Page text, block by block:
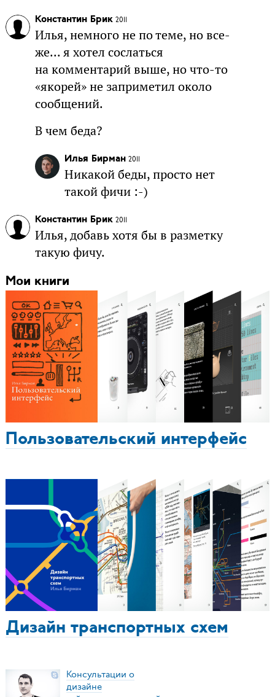
Константин Брик 2011
Илья, немного не по теме, но все-
же... я хотел сослаться
на комментарий выше, но что-то
«якорей» не заприметил около
сообщений.
В чем беда?
Илья Бирман 2011
Никакой беды, просто нет
такой фичи :-)
Константин Брик 2011
Илья, добавь хотя бы в разметку
такую фичу.
Мои книги
Пользовательский интерфейс
Дизайн транспортных схем
Консультации о
дизайне